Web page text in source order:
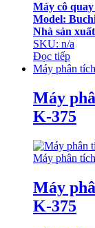
Máy cô
Model:
Nhà sản
SKU: n/a
Đọc tiếp
Máy phân
Máy
K-375
Máy phân
Máy
K-375